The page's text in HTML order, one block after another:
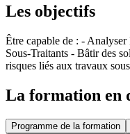
Les objectifs
Être capable de : -
Sous-Traitants - Bâtir des
risques liés aux travaux
La formation en
Programme de la formation